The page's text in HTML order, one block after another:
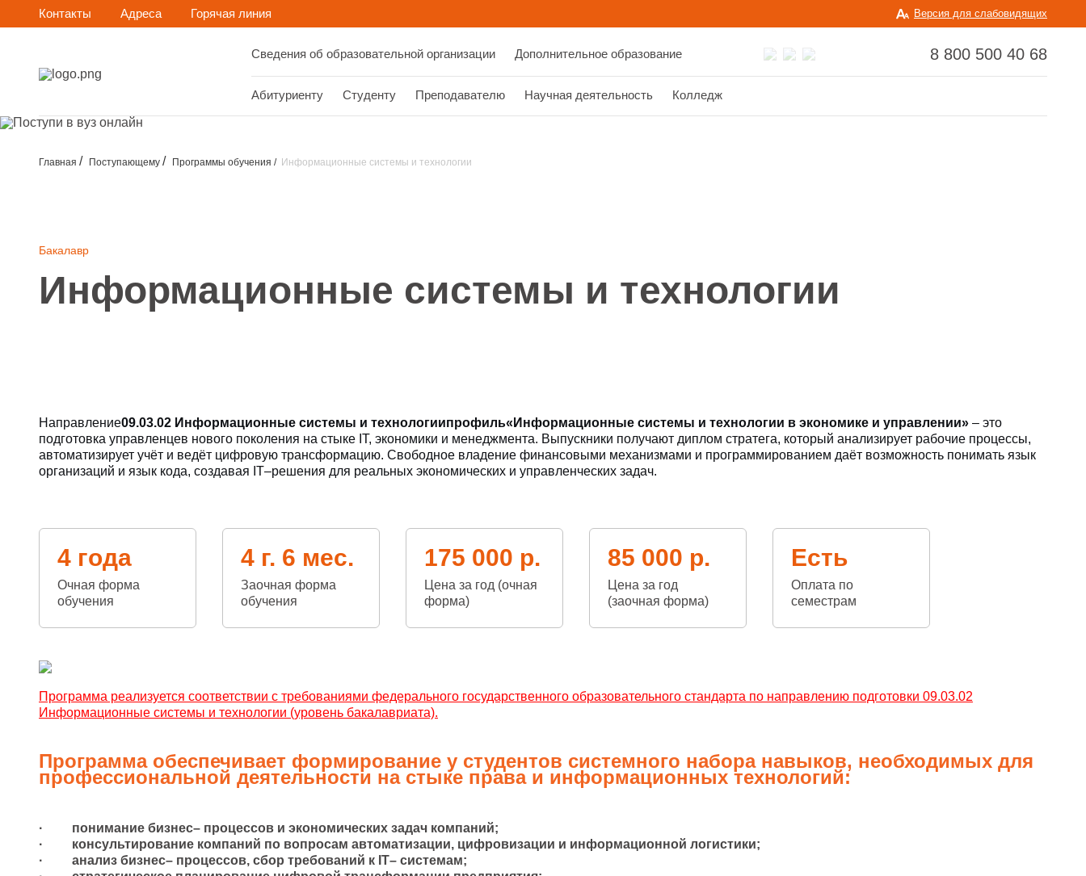
Контакты Адреса Горячая линия Версия для слабовидящих
Сведения об образовательной организации Дополнительное образование 8 800 500 40 68
Абитуриенту Студенту Преподавателю Научная деятельность Колледж
Главная Поступающему Программы обучения Информационные системы и технологии
Бакалавр
Информационные системы и технологии
Направление09.03.02 Информационные системы и технологиипрофиль«Информационные системы и технологии в экономике и управлении» – это
подготовка управленцев нового поколения на стыке IT, экономики и менеджмента. Выпускники получают диплом стратега, который анализирует рабочие процессы,
автоматизирует учёт и ведёт цифровую трансформацию. Свободное владение финансовыми механизмами и программированием даёт возможность понимать язык
организаций и язык кода, создавая IT–решения для реальных экономических и управленческих задач.
4 года
Очная форма
обучения
4 г. 6 мес.
Заочная форма
обучения
175 000 р.
Цена за год (очная
форма)
85 000 р.
Цена за год
(заочная форма)
Есть
Оплата по
семестрам
Программа реализуется соответствии с требованиями федерального государственного образовательного стандарта по направлению подготовки 09.03.02
Информационные системы и технологии (уровень бакалавриата).
Программа обеспечивает формирование у студентов системного набора навыков, необходимых для
профессиональной деятельности на стыке права и информационных технологий:
· понимание бизнес– процессов и экономических задач компаний;
· консультирование компаний по вопросам автоматизации, цифровизации и информационной логистики;
· анализ бизнес– процессов, сбор требований к IT– системам;